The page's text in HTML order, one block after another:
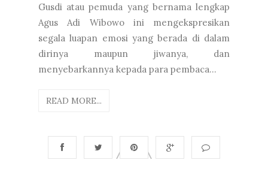
Gusdi atau pemuda yang bernama lengkap
Agus Adi Wibowo ini mengekspresikan
segala luapan emosi yang berada di dalam
dirinya maupun jiwanya, dan
menyebarkannya kepada para pembaca...
READ MORE...